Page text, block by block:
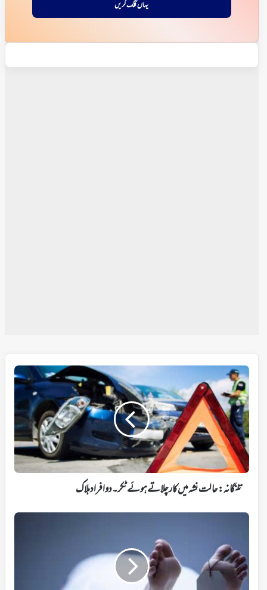
یہاں کلک کریں
تلنگانہ
:حالت
نشہ
میں
کار
چلاتے
ہوئے
ٹکر۔
دو
افراد
تلنگانہ :حالت نشہ میں کار چلاتے ہوئے ٹکر۔دو افراد ہلاک
حیدرآباد:
نوجوان
کی
موت